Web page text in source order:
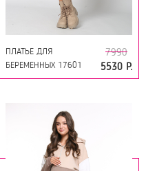
ПЛАТЬЕ ДЛЯ
БЕРЕМЕННЫХ 17601
КОФЕЙНЫЙ
7990
5530 Р.